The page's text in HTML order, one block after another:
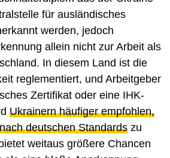
für ausländisches
werden, jedoch
allein nicht zur Arbeit als
In diesem Land ist die
reglementiert, und Arbeitgeber
Zertifikat oder eine IHK-
Ukrainern häufiger empfohlen,
deutschen Standards zu
weitaus größere Chancen